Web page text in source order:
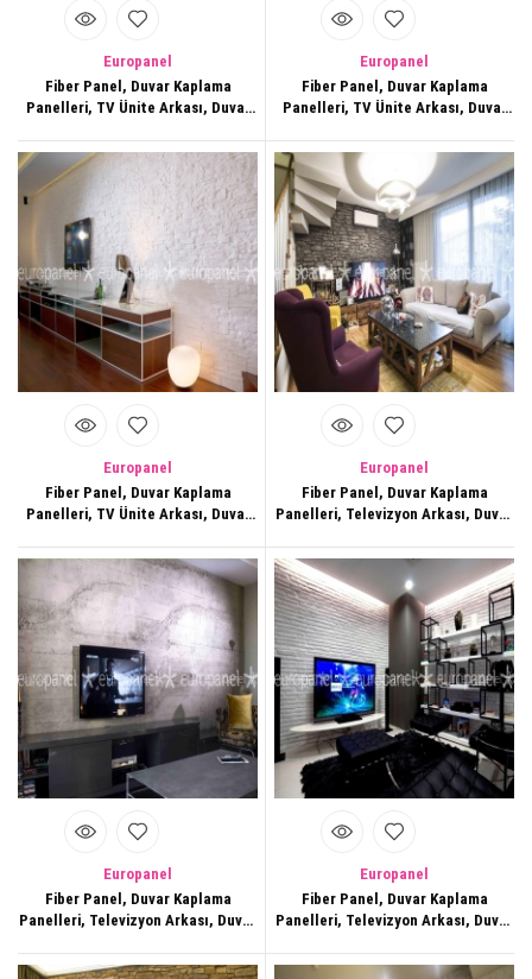
Europanel
Fiber Panel, Duvar Kaplama
Panelleri, TV Ünite Arkası, Duvar
Europanel
Fiber Panel, Duvar Kaplama
Panelleri, TV Ünite Arkası, Duvar
Europanel
Fiber Panel, Duvar Kaplama
Panelleri, TV Ünite Arkası, Duvar
Europanel
Fiber Panel, Duvar Kaplama
Panelleri, Televizyon Arkası, Duvar
Europanel
Fiber Panel, Duvar Kaplama
Panelleri, Televizyon Arkası, Duvar
Europanel
Fiber Panel, Duvar Kaplama
Panelleri, Televizyon Arkası, Duvar